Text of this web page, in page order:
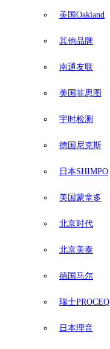
美国Oakland
其他品牌
南通友联
美国菲思图
宇时检测
德国尼克斯
日本SHIMPO
美国蒙拿多
北京时代
北京美泰
德国马尔
瑞士PROCEQ
日本理音